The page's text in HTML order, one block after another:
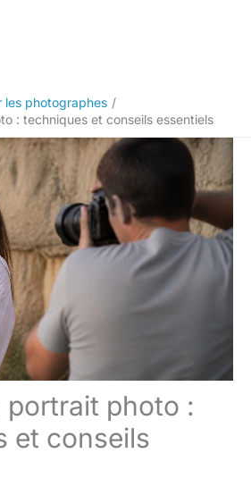
les photographes
: techniques et conseils essentiels
portrait photo :
et conseils